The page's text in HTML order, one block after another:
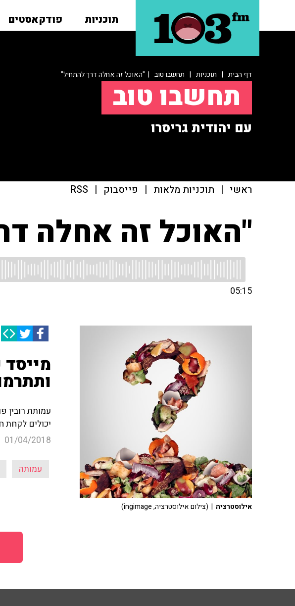
תוכניות פודקאסטים
דף הבית | תוכניות | תחשבו טוב | "האוכל זה אחלה דרך להתחיל"
תחשבו טוב
עם יהודית גריסרו
ראשי | תוכניות מלאות | פייסבוק |
RSS
"האוכל זה אחלה
05:15
מייסד
עמותת רובין
יכולים לקחת
01/04/2018
עמותה
אילוסטרציה | (צילום אילוסטרציה, ingimage)